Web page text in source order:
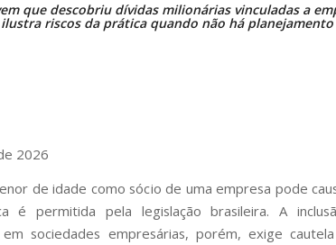
que descobriu dívidas milionárias vinculadas a
riscos da prática quando não há planejamento
2026
de idade como sócio de uma empresa pode
é permitida pela legislação brasileira. A
em sociedades empresárias, porém, exige